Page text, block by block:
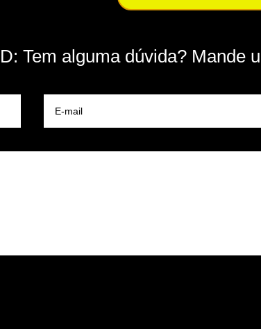
Tem alguma dúvida? Mande